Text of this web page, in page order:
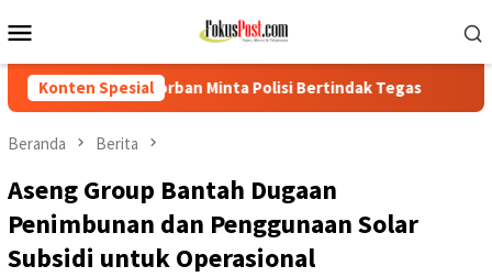
ke
Mobile
Konten Spesial
Polisi Bertindak Tegas PTPN IV Regional I Kebun
Beranda Berita
Aseng Group Bantah Dugaan
Penimbunan dan Penggunaan Solar
Subsidi untuk Operasional